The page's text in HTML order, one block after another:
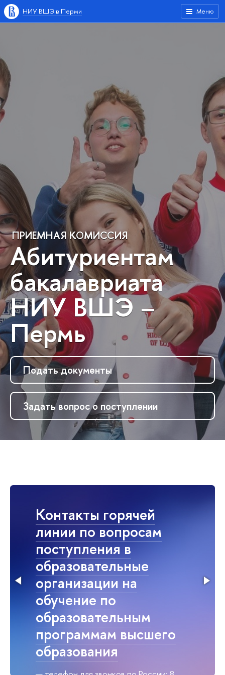
Меню
НИУ ВШЭ в Перми
ПРИЕМНАЯ КОМИССИЯ
Абитуриентам
бакалавриата
НИУ ВШЭ –
Пермь
Подать документы
Задать вопрос о поступлении
Контакты горячей
линии по вопросам
поступления в
образовательные
организации на
обучение по
образовательным
программам высшего
образования